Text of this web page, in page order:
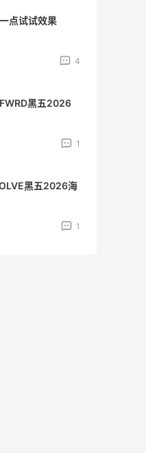
点试试效果
4
黑五2026
1
黑五2026海
1